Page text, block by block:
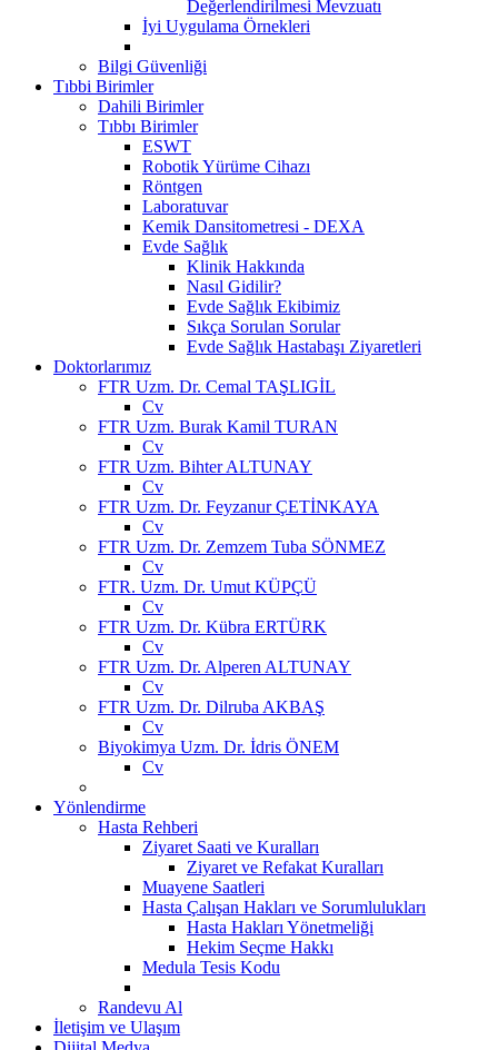
Değerlendirilmesi Mevzuatı
İyi Uygulama Örnekleri
Bilgi Güvenliği
Tıbbi Birimler
Dahili Birimler
Tıbbı Birimler
ESWT
Robotik Yürüme Cihazı
Röntgen
Laboratuvar
Kemik Dansitometresi - DEXA
Evde Sağlık
Klinik Hakkında
Nasıl Gidilir?
Evde Sağlık Ekibimiz
Sıkça Sorulan Sorular
Evde Sağlık Hastabaşı Ziyaretleri
Doktorlarımız
FTR Uzm. Dr. Cemal TAŞLIGİL
Cv
FTR Uzm. Burak Kamil TURAN
Cv
FTR Uzm. Bihter ALTUNAY
Cv
FTR Uzm. Dr. Feyzanur ÇETİNKAYA
Cv
FTR Uzm. Dr. Zemzem Tuba SÖNMEZ
Cv
FTR. Uzm. Dr. Umut KÜPÇÜ
Cv
FTR Uzm. Dr. Kübra ERTÜRK
Cv
FTR Uzm. Dr. Alperen ALTUNAY
Cv
FTR Uzm. Dr. Dilruba AKBAŞ
Cv
Biyokimya Uzm. Dr. İdris ÖNEM
Cv
Yönlendirme
Hasta Rehberi
Ziyaret Saati ve Kuralları
Ziyaret ve Refakat Kuralları
Muayene Saatleri
Hasta Çalışan Hakları ve Sorumlulukları
Hasta Hakları Yönetmeliği
Hekim Seçme Hakkı
Medula Tesis Kodu
Randevu Al
İletişim ve Ulaşım